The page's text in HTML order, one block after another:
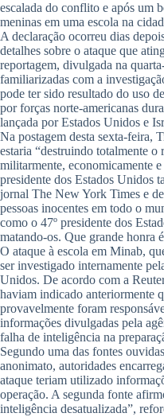
escalada do conflito e após um
meninas em uma escola na
A declaração ocorreu dias
detalhes sobre o ataque que
reportagem, divulgada na
familiarizadas com a
pode ter sido resultado do uso
por forças norte-americanas
lançada por Estados Unidos e
Na postagem desta sexta-feira,
estaria “destruindo totalmente o
militarmente, economicamente
presidente dos Estados Unidos
jornal The New York Times e
pessoas inocentes em todo o
como o 47º presidente dos
matando-os. Que grande honra
O ataque à escola em Minab,
ser investigado internamente
Unidos. De acordo com a
haviam indicado anteriormente
provavelmente foram
informações divulgadas pela
falha de inteligência na
Segundo uma das fontes
anonimato, autoridades
ataque teriam utilizado
operação. A segunda fonte
inteligência desatualizada”,